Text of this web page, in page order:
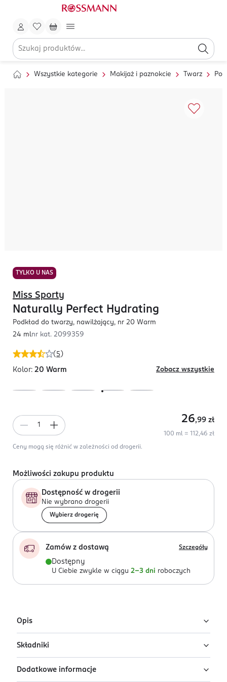
Wszystkie kategorie Makijaż i paznokcie Twarz
TYLKO U NAS
( 5 )
Miss Sporty
Naturally Perfect Hydrating
Podkład do twarzy, nawilżający, nr 20 Warm
24 mlnr kat. 2099359
Kolor: 20 Warm Zobacz wszystkie
26,99 zł
100 ml = 112,46 zł
Ceny mogą się różnić w zależności od drogerii.
Możliwości zakupu produktu
Dostępność w drogerii
Nie wybrano drogerii
Wybierz drogerię
Zamów z dostawą Szczegóły
Dostępny
U Ciebie zwykle w ciągu 2-3 dni roboczych
Opis
Podkład kryjący Miss Sporty Naturally Perfect to
połączenie pielęgnacji i makijażu. Zapewnia satynowo-
matowe wykończenie i naturalnie świeży wygląd cery.
Składniki
Ingredients: Aqua/Water/Eau, Dicaprylyl Ether,
Dodatkowe informacje